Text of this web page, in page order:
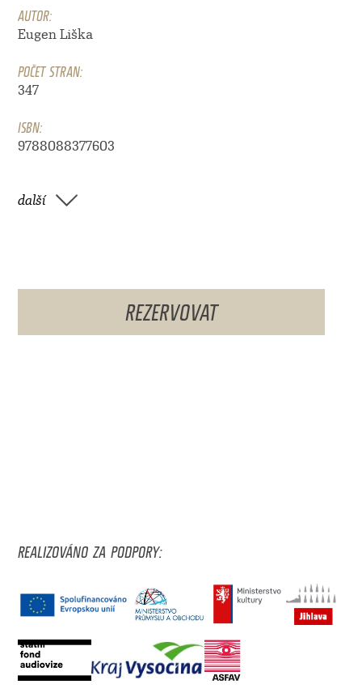
AUTOR:
Eugen Liška
POČET STRAN:
347
ISBN:
9788088377603
další
REZERVOVAT
REALIZOVÁNO ZA PODPORY: